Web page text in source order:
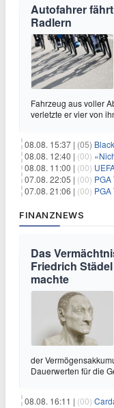
Autofahrer
Radlern
Fahrzeug aus voller
verletzte er vier von
08.08. 15:37 | (05)
08.08. 12:40 | (00)
08.08. 11:00 | (00)
07.08. 22:05 | (00) PGA
07.08. 21:06 | (00) PGA
FINANZNEWS
Das
Friedrich
machte
der
Dauerwerten für die
08.08. 16:11 | (00)